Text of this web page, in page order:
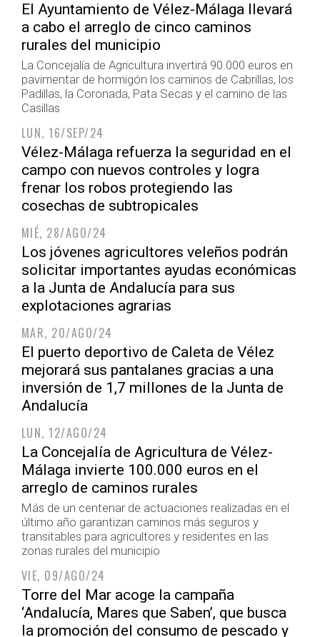
El Ayuntamiento de Vélez-Málaga llevará
a cabo el arreglo de cinco caminos
rurales del municipio
La Concejalía de Agricultura invertirá 90.000 euros en
pavimentar de hormigón los caminos de Cabrillas, los
Padillas, la Coronada, Pata Secas y el camino de las
Casillas
LUN, 16/SEP/24
Vélez-Málaga refuerza la seguridad en el
campo con nuevos controles y logra
frenar los robos protegiendo las
cosechas de subtropicales
MIÉ, 28/AGO/24
Los jóvenes agricultores veleños podrán
solicitar importantes ayudas económicas
a la Junta de Andalucía para sus
explotaciones agrarias
MAR, 20/AGO/24
El puerto deportivo de Caleta de Vélez
mejorará sus pantalanes gracias a una
inversión de 1,7 millones de la Junta de
Andalucía
LUN, 12/AGO/24
La Concejalía de Agricultura de Vélez-
Málaga invierte 100.000 euros en el
arreglo de caminos rurales
Más de un centenar de actuaciones realizadas en el
último año garantizan caminos más seguros y
transitables para agricultores y residentes en las
zonas rurales del municipio
VIE, 09/AGO/24
Torre del Mar acoge la campaña
‘Andalucía, Mares que Saben’, que busca
la promoción del consumo de pescado y